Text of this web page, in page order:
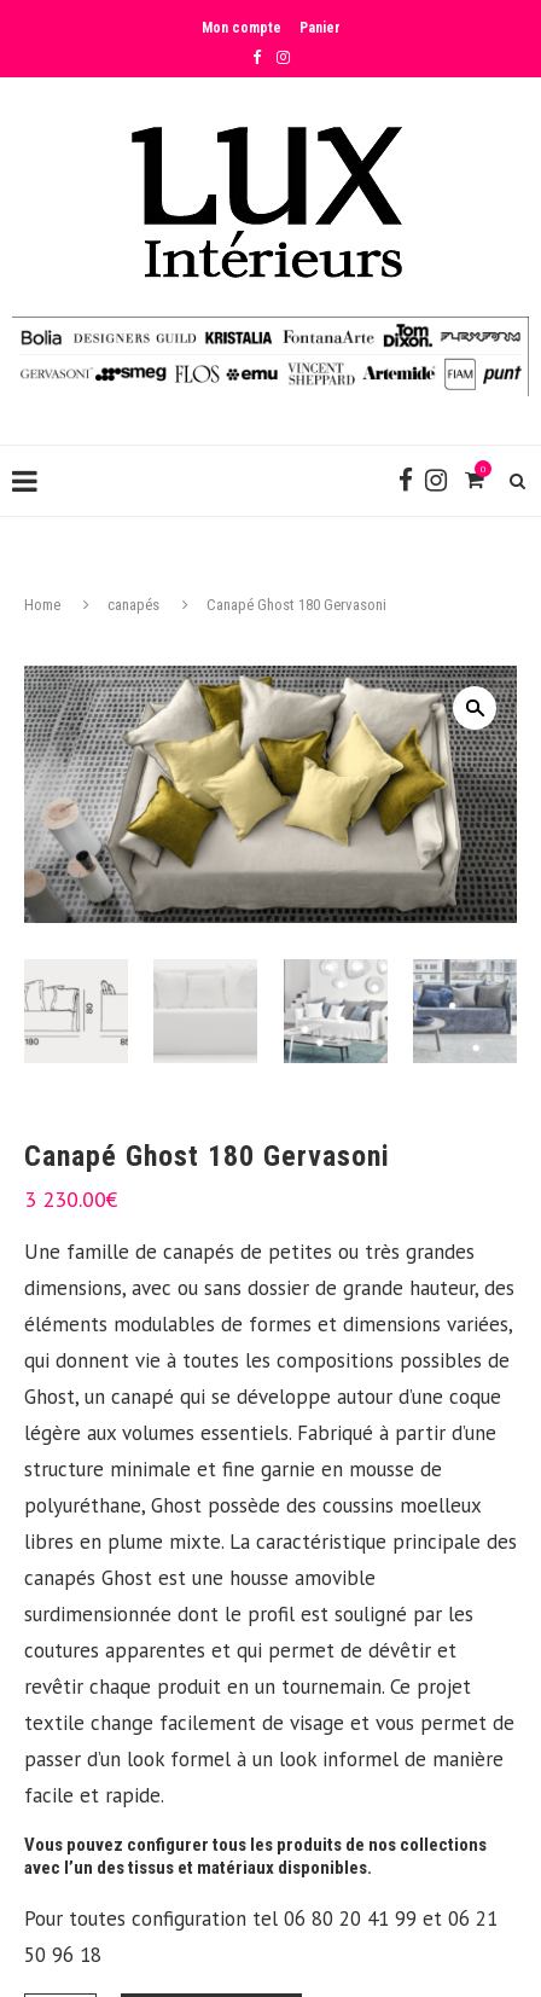
Mon compte Panier
0
Home canapés Canapé Ghost 180 Gervasoni
Canapé Ghost 180 Gervasoni
3 230.00€
Une famille de canapés de petites ou très grandes
dimensions, avec ou sans dossier de grande hauteur, des
éléments modulables de formes et dimensions variées,
qui donnent vie à toutes les compositions possibles de
Ghost, un canapé qui se développe autour d’une coque
légère aux volumes essentiels. Fabriqué à partir d’une
structure minimale et fine garnie en mousse de
polyuréthane, Ghost possède des coussins moelleux
libres en plume mixte. La caractéristique principale des
canapés Ghost est une housse amovible
surdimensionnée dont le profil est souligné par les
coutures apparentes et qui permet de dévêtir et
revêtir chaque produit en un tournemain. Ce projet
textile change facilement de visage et vous permet de
passer d’un look formel à un look informel de manière
facile et rapide.
Vous pouvez configurer tous les produits de nos collections
avec l’un des tissus et matériaux disponibles.
Pour toutes configuration tel 06 80 20 41 99 et 06 21
50 96 18